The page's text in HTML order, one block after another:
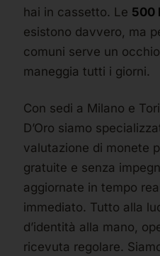
hai in cassetto. Le 500
esistono davvero, ma
comuni serve un
maneggia tutti i giorni.
Con sedi a Milano e
D’Oro siamo
valutazione di monete
gratuite e senza
aggiornate in tempo
immediato. Tutto alla
d’identità alla mano,
ricevuta regolare.